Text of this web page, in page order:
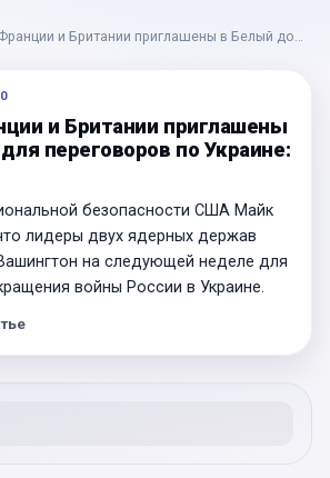
и Британии приглашены в Белый дом
0
и Британии приглашены
переговоров по Украине:
безопасности США Майк
лидеры двух ядерных держав
на следующей неделе для
войны России в Украине.